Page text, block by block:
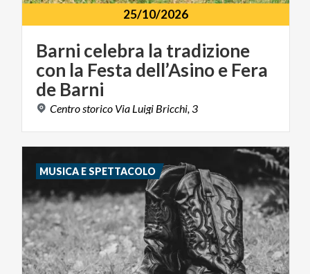
25/10/2026
Barni celebra la tradizione
con la Festa dell’Asino e Fera
de Barni
Centrostorico Via Luigi Bricchi,3
MUSICA E SPETTACOLO